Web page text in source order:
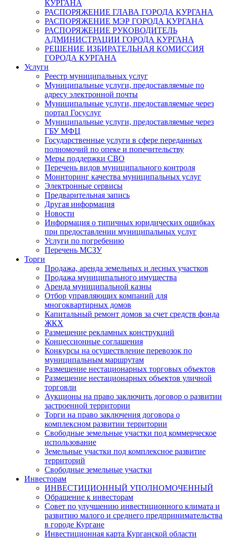
КУРГАНА
РАСПОРЯЖЕНИЕ ГЛАВА ГОРОДА КУРГАНА
РАСПОРЯЖЕНИЕ МЭР ГОРОДА КУРГАНА
РАСПОРЯЖЕНИЕ РУКОВОДИТЕЛЬ
АДМИНИСТРАЦИИ ГОРОДА КУРГАНА
РЕШЕНИЕ ИЗБИРАТЕЛЬНАЯ КОМИССИЯ
ГОРОДА КУРГАНА
Услуги
Реестр муниципальных услуг
Муниципальные услуги, предоставляемые по
адресу электронной почты
Муниципальные услуги, предоставляемые через
портал Госуслуг
Муниципальные услуги, предоставляемые через
ГБУ МФЦ
Государственные услуги в сфере переданных
полномочий по опеке и попечительству
Меры поддержки СВО
Перечень видов муниципального контроля
Мониторинг качества муниципальных услуг
Электронные сервисы
Предварительная запись
Другая информация
Новости
Информация о типичных юридических ошибках
при предоставлении муниципальных услуг
Услуги по погребению
Перечень МСЗУ
Торги
Продажа, аренда земельных и лесных участков
Продажа муниципального имущества
Аренда муниципальной казны
Отбор управляющих компаний для
многоквартирных домов
Капитальный ремонт домов за счет средств фонда
ЖКХ
Размещение рекламных конструкций
Концессионные соглашения
Конкурсы на осуществление перевозок по
муниципальным маршрутам
Размещение нестационарных торговых объектов
Размещение нестационарных объектов уличной
торговли
Аукционы на право заключить договор о развитии
застроенной территории
Торги на право заключения договора о
комплексном развитии территории
Свободные земельные участки под коммерческое
использование
Земельные участки под комплексное развитие
территорий
Свободные земельные участки
Инвесторам
ИНВЕСТИЦИОННЫЙ УПОЛНОМОЧЕННЫЙ
Обращение к инвесторам
Совет по улучшению инвестиционного климата и
развитию малого и среднего предпринимательства
в городе Кургане
Инвестиционная карта Курганской области